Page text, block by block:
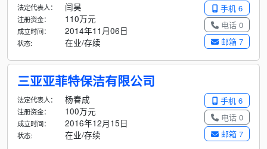
手机 6
电话 0
邮箱 7
法定代表人： 闫昊
注册资金： 110万元
成立时间： 2014年11月06日
状态: 在业/存续
三亚亚菲特保洁有限公司
手机 6
电话 0
邮箱 7
法定代表人： 杨春成
注册资金： 100万元
成立时间： 2016年12月15日
状态: 在业/存续